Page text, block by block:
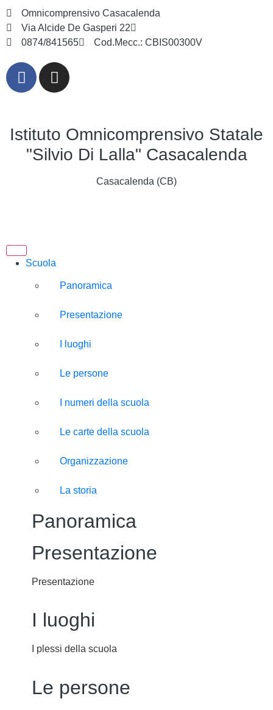
Omnicomprensivo Casacalenda
Via Alcide De Gasperi 22
0874/841565
Cod.Mecc.: CBIS00300V
Istituto Omnicomprensivo Statale
"Silvio Di Lalla" Casacalenda
Casacalenda (CB)
Scuola
Panoramica
Presentazione
I luoghi
Le persone
I numeri della scuola
Le carte della scuola
Organizzazione
La storia
Panoramica
Presentazione
Presentazione
I luoghi
I plessi della scuola
Le persone